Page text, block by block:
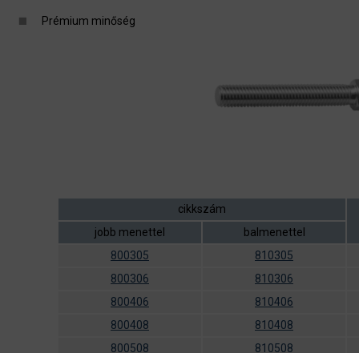
Prémium minőség
cikkszám
jobb menettel
balmenettel
800305
810305
800306
810306
800406
810406
800408
810408
800508
810508